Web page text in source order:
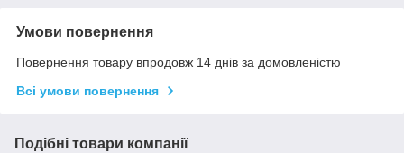
Умови повернення
Повернення товару впродовж 14 днів за домовленістю
Всі умови повернення
Подібні товари компанії